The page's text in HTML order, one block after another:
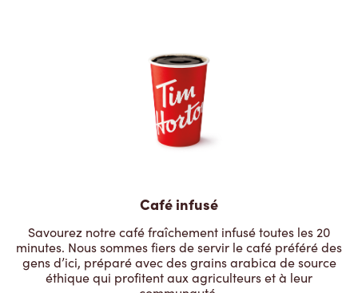
Café infusé
Savourez notre café fraîchement infusé toutes les 20
minutes. Nous sommes fiers de servir le café préféré des
gens d’ici, préparé avec des grains arabica de source
éthique qui profitent aux agriculteurs et à leur